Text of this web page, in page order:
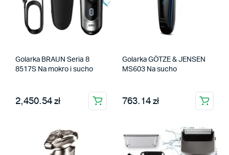
Golarka BRAUN Seria 8
8517S Na mokro i sucho
2,450.54 zł
Golarka GÖTZE & JENSEN
MS603 Na sucho
763.14 zł